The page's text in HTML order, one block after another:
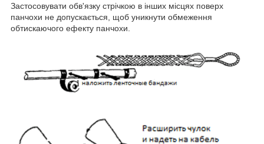
Застосовувати обв'язку стрічкою в інших місцях поверх
панчохи не допускається, щоб уникнути обмеження
обтискаючого ефекту панчохи.